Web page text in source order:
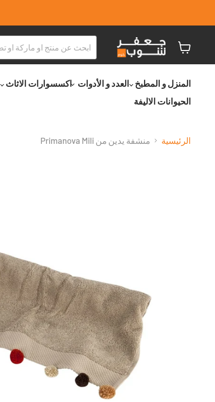
التسو
المنزل و المطبخ
العدد و الأدوات اكسسوارات الاثاث
الحيوانات الاليفة
الرئيسية منشفة يدين من Primanova Mili